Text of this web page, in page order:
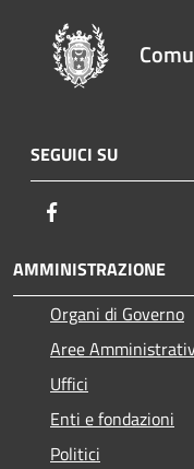
SEGUICI SU
AMMINISTRAZIONE
Organi di Governo
Aree
Uffici
Enti e fondazioni
Politici